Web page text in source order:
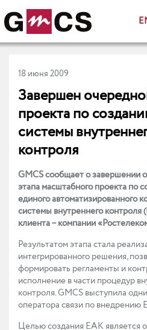
18 июня 2009
Завершен
проекта по
системы
контроля
GMCS сообщает о завершении
этапа масштабного проекта по
единого автоматизированного
системы внутреннего контроля
клиента – компании
Результатом этапа стала
интегрированного решения,
формировать регламенты и
исполнение в части процедур
контроля. GMCS выступила
оператора связи по внедрению
Целью создания ЕАК является